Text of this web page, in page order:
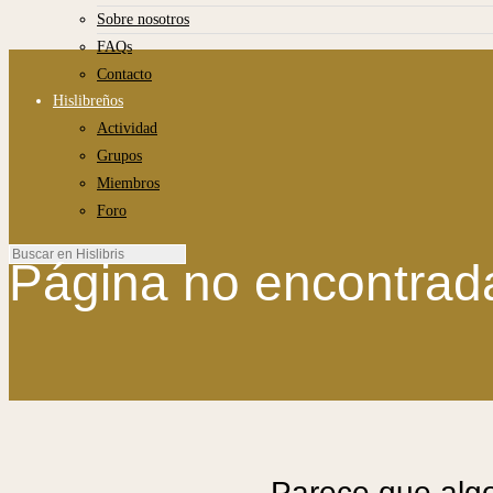
Sobre nosotros
FAQs
Contacto
Hislibreños
Actividad
Grupos
Miembros
Foro
Página no